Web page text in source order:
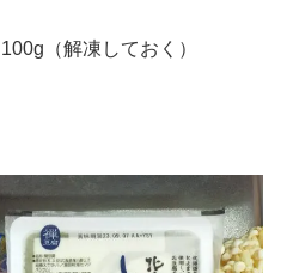
（解凍しておく）